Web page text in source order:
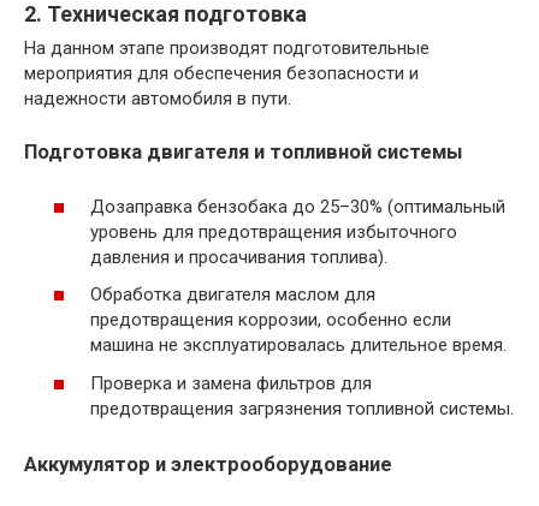
2. Техническая подготовка
На данном этапе производят подготовительные
мероприятия для обеспечения безопасности и
надежности автомобиля в пути.
Подготовка двигателя и топливной системы
Дозаправка бензобака до 25–30% (оптимальный
уровень для предотвращения избыточного
давления и просачивания топлива).
Обработка двигателя маслом для
предотвращения коррозии, особенно если
машина не эксплуатировалась длительное время.
Проверка и замена фильтров для
предотвращения загрязнения топливной системы.
Аккумулятор и электрооборудование